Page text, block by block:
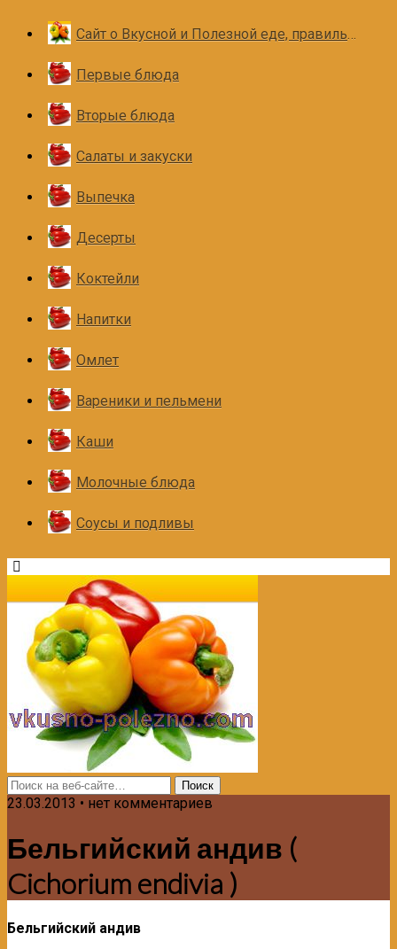
Сайт о Вкусной и Полезной еде, правильном и здоровом питании
Первые блюда
Вторые блюда
Салаты и закуски
Выпечка
Десерты
Коктейли
Напитки
Омлет
Вареники и пельмени
Каши
Молочные блюда
Соусы и подливы
23.03.2013 • нет комментариев
Бельгийский андив (
Cichorium endivia )
Бельгийский андив